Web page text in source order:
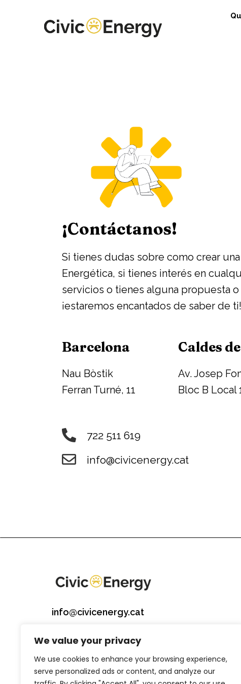
We value your privacy
We use cookies to enhance your browsing experience,
serve personalized ads or content, and analyze our
¡Contáctanos!
Si tienes dudas sobre como crear
Energética, si tienes interés en
servicios o tienes alguna propuesta
¡estaremos encantados de saber de ti!
Barcelona
Nau Bòstik
Ferran Turné, 11
Caldes
Av. Josep
Bloc B Local
722 511 619
info@civicenergy.cat
info@civicenergy.cat